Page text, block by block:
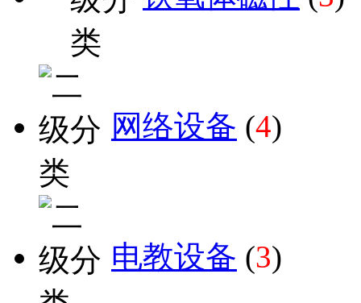
网络设备 (4)
电教设备 (3)